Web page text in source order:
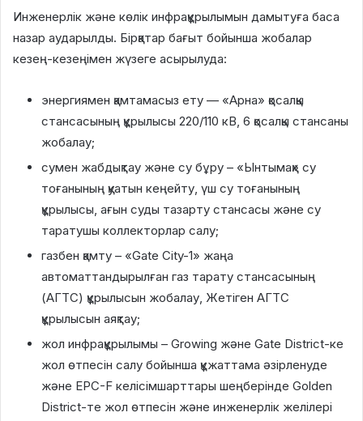
Инженерлік және көлік инфрақұрылымын дамытуға баса
назар аударылды. Бірқатар бағыт бойынша жобалар
кезең-кезеңімен жүзеге асырылуда:
энергиямен қамтамасыз ету — «Арна» қосалқы
стансасының құрылысы 220/110 кВ, 6 қосалқы стансаны
жобалау;
сумен жабдықтау және су бұру – «Ынтымақ» су
тоғанының қуатын кеңейту, үш су тоғанының
құрылысы, ағын суды тазарту стансасы және су
таратушы коллекторлар салу;
газбен қамту – «Gate City-1» жаңа
автоматтандырылған газ тарату стансасының
(АГТС) құрылысын жобалау, Жетіген АГТС
құрылысын аяқтау;
жол инфрақұрылымы – Growing және Gate District-ке
жол өтпесін салу бойынша құжаттама әзірленуде
және EPC-F келісімшарттары шеңберінде Golden
District-те жол өтпесін және инженерлік желілері